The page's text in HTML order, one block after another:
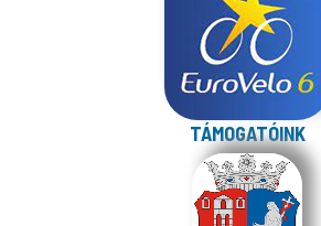
TÁMOGATÓINK